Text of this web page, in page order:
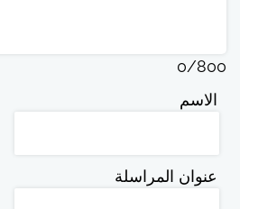
0/800
الاسم
عنوان المراسلة